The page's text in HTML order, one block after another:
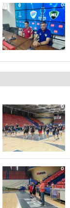
0
0
0